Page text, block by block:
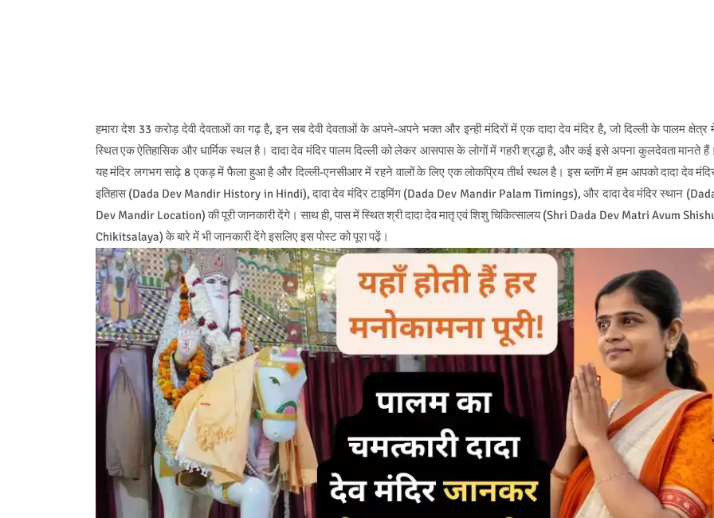
हमारा देश 33 करोड़ देवी देवताओं का गढ़ है, इन सब देवी देवताओं के अपने-अपने भक्त और इन्ही मंदिरों में एक दादा देव मंदिर है, जो दिल्ली के पालम क्षेत्र
स्थित एक ऐतिहासिक और धार्मिक स्थल है। दादा देव मंदिर पालम दिल्ली को लेकर आसपास के लोगों में गहरी श्रद्धा है, और कई इसे अपना कुलदेवता मानते हैं।
यह मंदिर लगभग साढ़े 8 एकड़ में फैला हुआ है और दिल्ली-एनसीआर में रहने वालों के लिए एक लोकप्रिय तीर्थ स्थल है। इस ब्लॉग में हम आपको दादा देव
इतिहास (Dada Dev Mandir History in Hindi), दादा देव मंदिर टाइमिंग (Dada Dev Mandir Palam Timings), और दादा देव मंदिर स्थान
Dev Mandir Location) की पूरी जानकारी देंगे। साथ ही, पास में स्थित श्री दादा देव मातृ एवं शिशु चिकित्सालय (Shri Dada Dev Matri Avum
Chikitsalaya) के बारे में भी जानकारी देंगे इसलिए इस पोस्ट को पूरा पढ़ें।